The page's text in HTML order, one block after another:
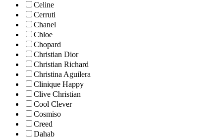
Celine
Cerruti
Chanel
Chloe
Chopard
Christian Dior
Christian Richard
Christina Aguilera
Clinique Happy
Clive Christian
Cool Clever
Cosmiso
Creed
Dahab